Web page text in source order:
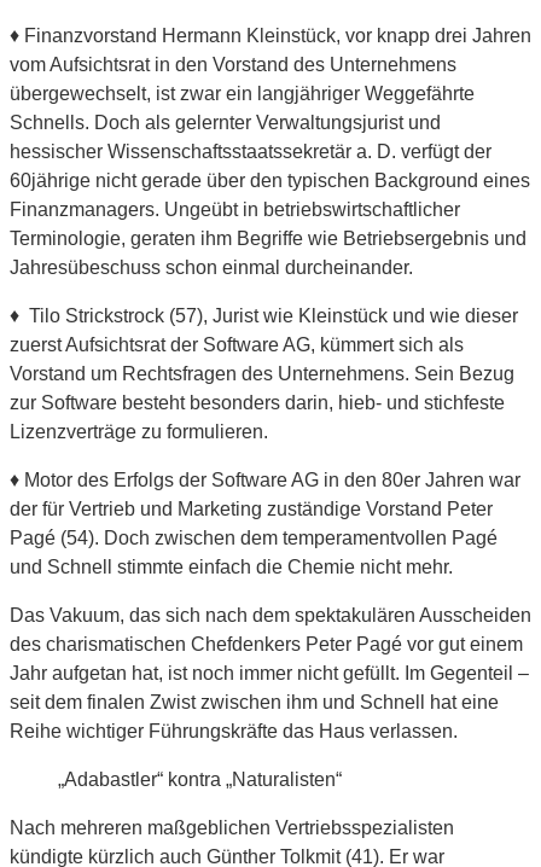
♦ Finanzvorstand Hermann Kleinstück, vor knapp drei Jahren
vom Aufsichtsrat in den Vorstand des Unternehmens
übergewechselt, ist zwar ein langjähriger Weggefährte
Schnells. Doch als gelernter Verwaltungsjurist und
hessischer Wissenschaftsstaatssekretär a. D. verfügt der
60jährige nicht gerade über den typischen Background eines
Finanzmanagers. Ungeübt in betriebswirtschaftlicher
Terminologie, geraten ihm Begriffe wie Betriebsergebnis und
Jahresübeschuss schon einmal durcheinander.
♦ Tilo Strickstrock (57), Jurist wie Kleinstück und wie dieser
zuerst Aufsichtsrat der Software AG, kümmert sich als
Vorstand um Rechtsfragen des Unternehmens. Sein Bezug
zur Software besteht besonders darin, hieb- und stichfeste
Lizenzverträge zu formulieren.
♦ Motor des Erfolgs der Software AG in den 80er Jahren war
der für Vertrieb und Marketing zuständige Vorstand Peter
Pagé (54). Doch zwischen dem temperamentvollen Pagé
und Schnell stimmte einfach die Chemie nicht mehr.
Das Vakuum, das sich nach dem spektakulären Ausscheiden
des charismatischen Chefdenkers Peter Pagé vor gut einem
Jahr aufgetan hat, ist noch immer nicht gefüllt. Im Gegenteil –
seit dem finalen Zwist zwischen ihm und Schnell hat eine
Reihe wichtiger Führungskräfte das Haus verlassen.
„Adabastler“ kontra „Naturalisten“
Nach mehreren maßgeblichen Vertriebsspezialisten
kündigte kürzlich auch Günther Tolkmit (41). Er war